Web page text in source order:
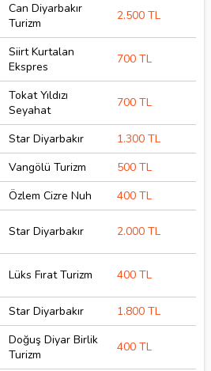
Can Diyarbakır
Turizm
2.500 TL
Siirt Kurtalan
Ekspres
700 TL
Tokat Yıldızı
Seyahat
700 TL
Star Diyarbakır
1.300 TL
Vangölü Turizm
500 TL
Özlem Cizre Nuh
400 TL
Star Diyarbakır 2.000 TL
Lüks Fırat Turizm 400 TL
Star Diyarbakır
1.800 TL
Doğuş Diyar Birlik
Turizm
400 TL